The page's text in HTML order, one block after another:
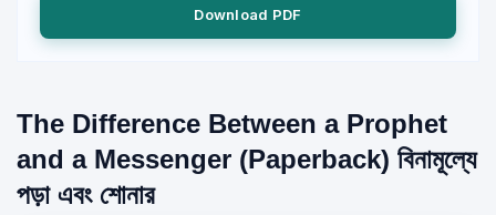
Download PDF
The Difference Between a Prophet
and a Messenger (Paperback) বিনামূল্যে
পড়া এবং শোনার